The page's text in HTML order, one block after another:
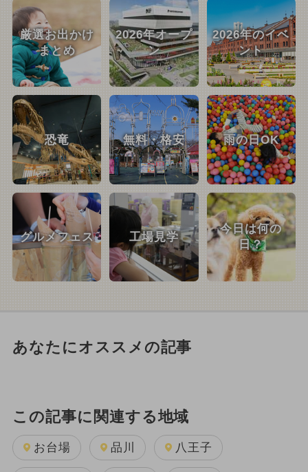
厳選お出かけ
まとめ
2026年オープ
ン
2026年のイベ
ント
恐竜 無料・格安 雨の日OK
グルメフェス 工場見学
今日は何の
日？
あなたにオススメの記事
この記事に関連する地域
お台場 品川 八王子